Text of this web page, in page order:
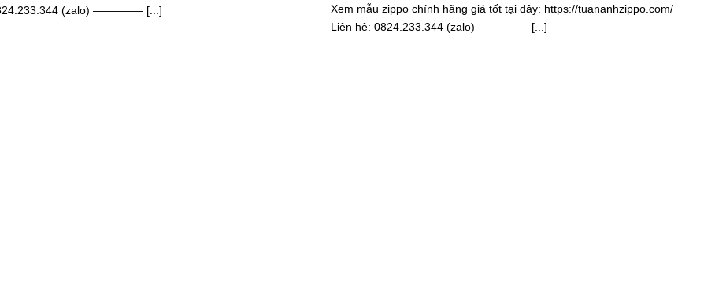
(zalo) ————– [...]
Xem mẫu zippo chính hãng giá tốt tại đây: https://tuananhzippo.com/
Liên hê: 0824.233.344 (zalo) ————– [...]